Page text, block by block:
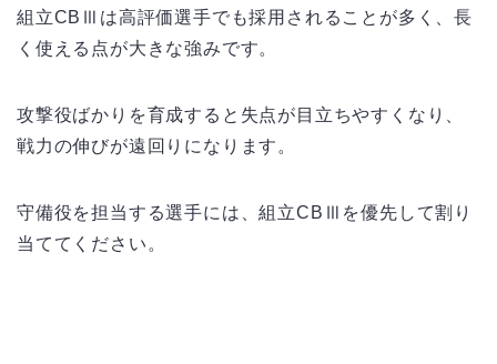
組立CBⅢは高評価選手でも採用されることが多く、長
く使える点が大きな強みです。
攻撃役ばかりを育成すると失点が目立ちやすくなり、
戦力の伸びが遠回りになります。
守備役を担当する選手には、組立CBⅢを優先して割り
当ててください。